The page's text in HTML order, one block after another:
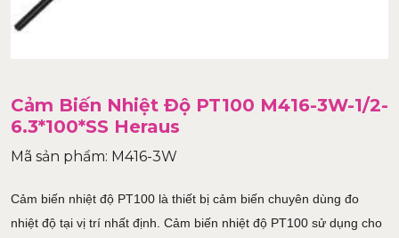
Cảm Biến Nhiệt Độ PT100 M416-3W-1/2-
6.3*100*SS Heraus
Mã sản phẩm: M416-3W
Cảm biến nhiệt độ PT100 là thiết bị cảm biến chuyên dùng đo
nhiệt độ tại vị trí nhất định. Cảm biến nhiệt độ PT100 sử dụng cho